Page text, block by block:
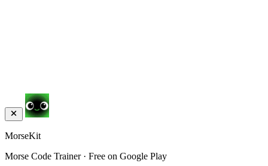
MorseKit
Morse Code Trainer · Free on Google Play